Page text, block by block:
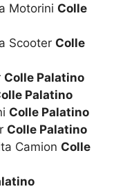
Motorini Colle
Scooter Colle
Colle Palatino
Palatino
Colle Palatino
Colle Palatino
Camion Colle